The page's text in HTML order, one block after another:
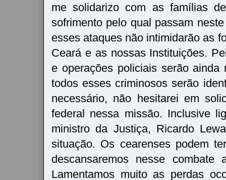
me solidarizo com as famílias
sofrimento pelo qual passam
esses ataques não intimidarão as
Ceará e as nossas Instituições.
e operações policiais serão ainda
todos esses criminosos serão
necessário, não hesitarei em
federal nessa missão. Inclusive
ministro da Justiça, Ricardo
situação. Os cearenses podem
descansaremos nesse combate
Lamentamos muito as perdas